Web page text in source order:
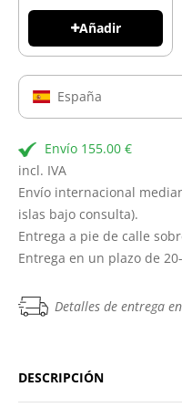
Añadir
España
Envío 155.00 €
incl. IVA
Envío internacional
islas bajo consulta).
Entrega a pie de calle
Entrega en un plazo de
Detalles de entrega
DESCRIPCIÓN